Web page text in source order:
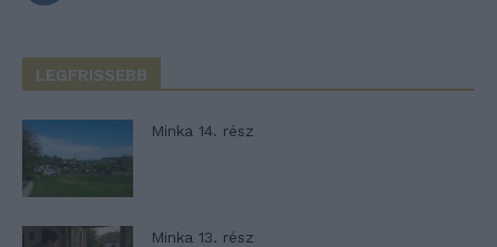
LEGFRISSEBB
Minka 14. rész
Minka 13. rész